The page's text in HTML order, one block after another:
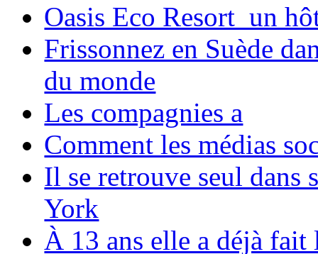
Oasis Eco Resort un
Frissonnez en Suède
du monde
Les compagnies a
Comment les médias
Il se retrouve seul dans
York
À 13 ans elle a déjà